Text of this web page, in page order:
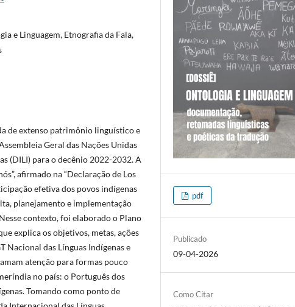
e Linguagem, Etnografia da Fala,
de extenso patrimônio linguístico e
Geral das Nações Unidas
(DILI) para o decênio 2022-2032. A
afirmado na “Declaração de Los
efetiva dos povos indígenas
planejamento e implementação
contexto, foi elaborado o Plano
explica os objetivos, metas, ações
Nacional das Línguas Indígenas e
atenção para formas pouco
no país: o Português dos
Tomando como ponto de
pdf
Publicado
09-04-2026
Como Citar